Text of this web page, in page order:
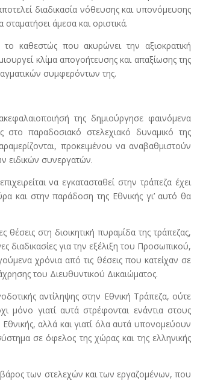
διαδικασία νόθευσης και υπονόμευσης
άμεσα και οριστικά.
καθεστώς που ακυρώνει την αξιοκρατική
κλίμα απογοήτευσης και απαξίωσης της
συμφερόντων της.
της δημιούργησε φαινόμενα
παραδοσιακό στελεχιακό δυναμικό της
προκειμένου να αναβαθμιστούν
ειδικών συνεργατών.
να εγκατασταθεί στην τράπεζα έχει
και στην παράδοση της Εθνικής γι’ αυτό θα
στη διοικητική πυραμίδα της τράπεζας,
διαδικασίες για την εξέλιξη του Προσωπικού,
χρόνια από τις θέσεις που κατείχαν σε
του Διευθυντικού Δικαιώματος.
αντίληψης στην Εθνική Τράπεζα, ούτε
μόνο γιατί αυτά στρέφονται ενάντια στους
αλλά και γιατί όλα αυτά υπονομεύουν
σε όφελος της χώρας και της ελληνικής
των στελεχών και των εργαζομένων, που